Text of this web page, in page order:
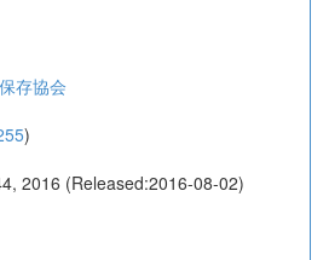
存協会
)
2016 (Released:2016-08-02)